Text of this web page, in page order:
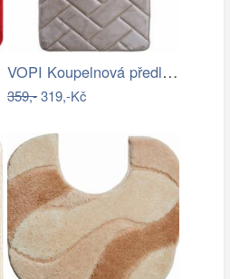
VOPI Koupelnová předložka s paměťovou…
359,-319,-Kč